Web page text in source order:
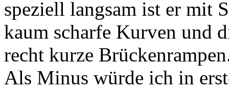
speziell langsam ist er mit
kaum scharfe Kurven und
recht kurze
Als Minus würde ich in